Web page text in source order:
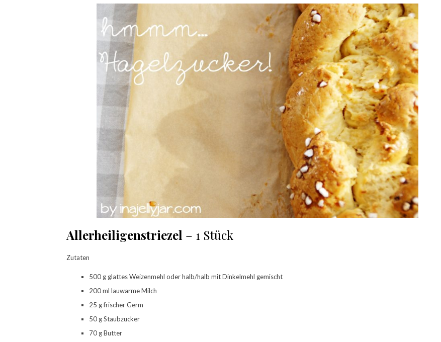
Allerheiligenstriezel – 1 Stück
Zutaten
500 g glattes Weizenmehl oder halb/halb mit Dinkelmehl gemischt
200 ml lauwarme Milch
25 g frischer Germ
50 g Staubzucker
70 g Butter